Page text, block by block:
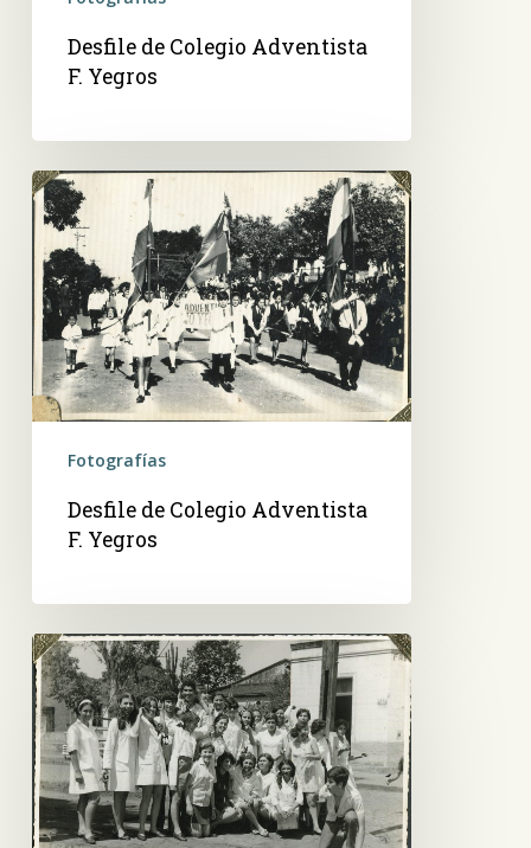
Desfile de Colegio Adventista
F. Yegros
Desfile
de
Colegio
Adventista
F.
Yegros
Fotografías
Desfile de Colegio Adventista
F. Yegros
Desfile
de
la
Escuela
Adventista
F.
Yegros